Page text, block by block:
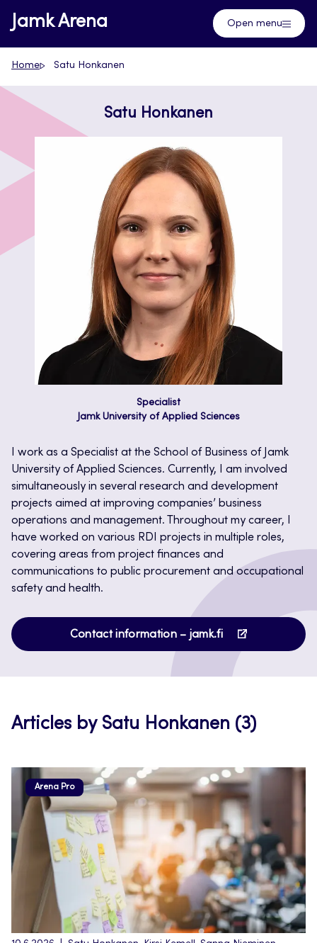
Skip
to
content
Jamk Arena Open menu
Home Satu Honkanen
Satu Honkanen
Specialist
Jamk University of Applied Sciences
I work as a Specialist at the School of Business of Jamk
University of Applied Sciences. Currently, I am involved
simultaneously in several research and development
projects aimed at improving companies’ business
operations and management. Throughout my career, I
have worked on various RDI projects in multiple roles,
covering areas from project finances and
communications to public procurement and occupational
safety and health.
Contact information – jamk.fi
Opens
in
Articles by Satu Honkanen (3)
Arena Pro